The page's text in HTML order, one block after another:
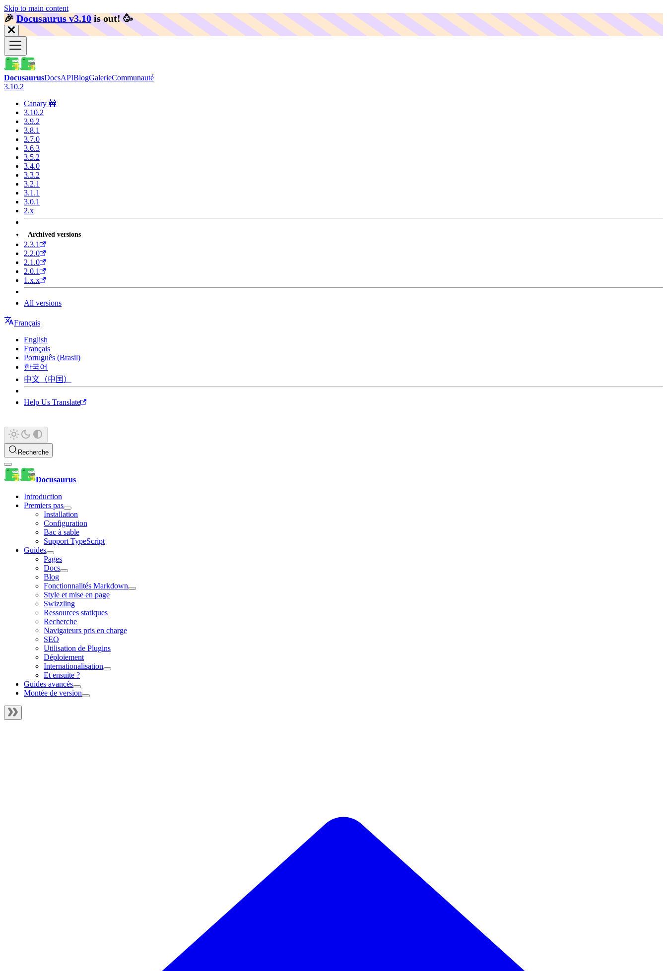
Skip to main content
🎉️Docusaurus v3.10 is out! 🥳️
DocusaurusDocsAPIBlogGalerieCommunauté
3.10.2
Canary 🚧
3.10.2
3.9.2
3.8.1
3.7.0
3.6.3
3.5.2
3.4.0
3.3.2
3.2.1
3.1.1
3.0.1
2.x
Archived versions
2.3.1
2.2.0
2.1.0
2.0.1
1.x.x
All versions
Français
English
Français
Português (Brasil)
한국어
中文（中国）
Help Us Translate
Recherche
Docusaurus
Introduction
Premiers pas
Installation
Configuration
Bac à sable
Support TypeScript
Guides
Pages
Docs
Blog
Fonctionnalités Markdown
Style et mise en page
Swizzling
Ressources statiques
Recherche
Navigateurs pris en charge
SEO
Utilisation de Plugins
Déploiement
Internationalisation
Et ensuite ?
Guides avancés
Montée de version